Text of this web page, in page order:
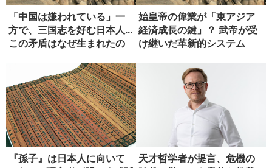
「中国は嫌われている」一
方で、三国志を好む日本人...
この矛盾はなぜ生まれたの
始皇帝の偉業が「東アジア
経済成長の鍵」？ 武帝が受
け継いだ革新的システム
『孫子』は日本人に向いて
天才哲学者が提言、危機の